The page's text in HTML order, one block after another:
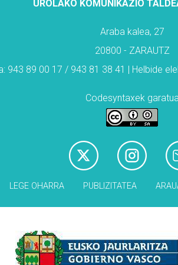
UROLAKO KOMUNIKAZIO
Araba kalea, 27
20800 - ZARAUTZ
943 89 00 17 / 943 81 38 41 | Helbide
Codesyntaxek
LEGE OHARRA PUBLIZITATEA